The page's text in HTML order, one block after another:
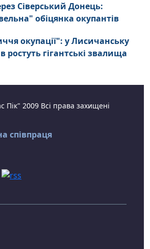
Сіверський Донець:
обіцянка окупантів
окупації": у Лисичанську
ростуть гігантські звалища
2009 Всі права захищені
співпраця